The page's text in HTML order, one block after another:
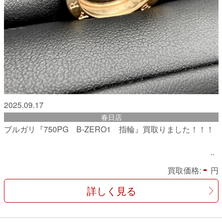
2025.09.17
春日店
ブルガリ『750PG B-ZERO1 指輪』買取りました！！！
買取価格: - 円
詳しく見る